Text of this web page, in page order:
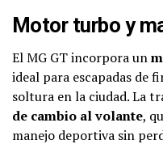
Motor turbo y
El MG GT incorpora un
ideal para escapadas de
soltura en la ciudad. La
de cambio al volante,
manejo deportiva sin